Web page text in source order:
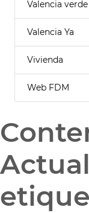
Valencia verde
Valencia Ya
Vivienda
Web FDM